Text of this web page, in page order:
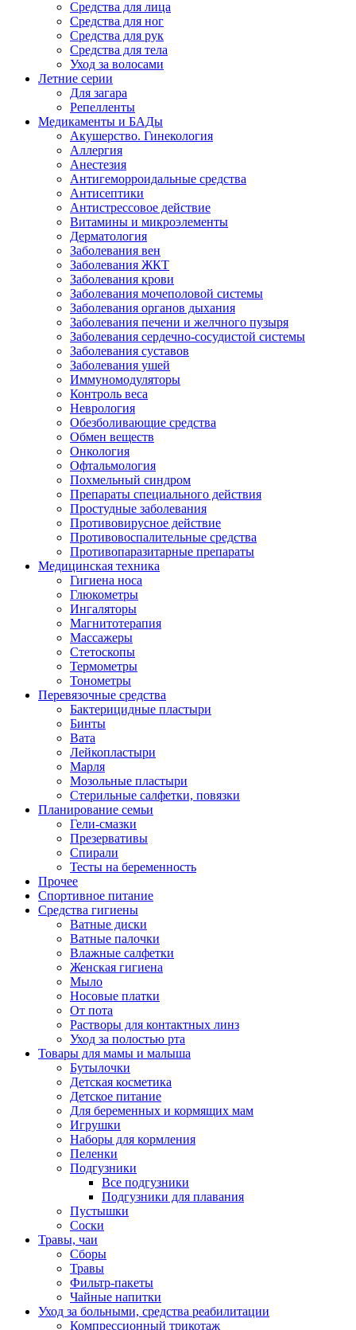
Средства для лица
Средства для ног
Средства для рук
Средства для тела
Уход за волосами
Летние серии
Для загара
Репелленты
Медикаменты и БАДы
Акушерство. Гинекология
Аллергия
Анестезия
Антигеморроидальные средства
Антисептики
Антистрессовое действие
Витамины и микроэлементы
Дерматология
Заболевания вен
Заболевания ЖКТ
Заболевания крови
Заболевания мочеполовой системы
Заболевания органов дыхания
Заболевания печени и желчного пузыря
Заболевания сердечно-сосудистой системы
Заболевания суставов
Заболевания ушей
Иммуномодуляторы
Контроль веса
Неврология
Обезболивающие средства
Обмен веществ
Онкология
Офтальмология
Похмельный синдром
Препараты специального действия
Простудные заболевания
Противовирусное действие
Противовоспалительные средства
Противопаразитарные препараты
Медицинская техника
Гигиена носа
Глюкометры
Ингаляторы
Магнитотерапия
Массажеры
Стетоскопы
Термометры
Тонометры
Перевязочные средства
Бактерицидные пластыри
Бинты
Вата
Лейкопластыри
Марля
Мозольные пластыри
Стерильные салфетки, повязки
Планирование семьи
Гели-смазки
Презервативы
Спирали
Тесты на беременность
Прочее
Спортивное питание
Средства гигиены
Ватные диски
Ватные палочки
Влажные салфетки
Женская гигиена
Мыло
Носовые платки
От пота
Растворы для контактных линз
Уход за полостью рта
Товары для мамы и малыша
Бутылочки
Детская косметика
Детское питание
Для беременных и кормящих мам
Игрушки
Наборы для кормления
Пеленки
Подгузники
Все подгузники
Подгузники для плавания
Пустышки
Соски
Травы, чаи
Сборы
Травы
Фильтр-пакеты
Чайные напитки
Уход за больными, средства реабилитации
Компрессионный трикотаж